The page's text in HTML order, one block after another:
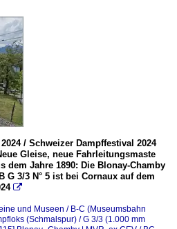
/ Schweizer Dampffestival 2024
Gleise, neue Fahrleitungsmaste
dem Jahre 1890: Die Blonay-Chamby
G 3/3 N° 5 ist bei Cornaux auf dem

und Museen / B-C (Museumsbahn
(Schmalspur) / G 3/3 (1.000 mm